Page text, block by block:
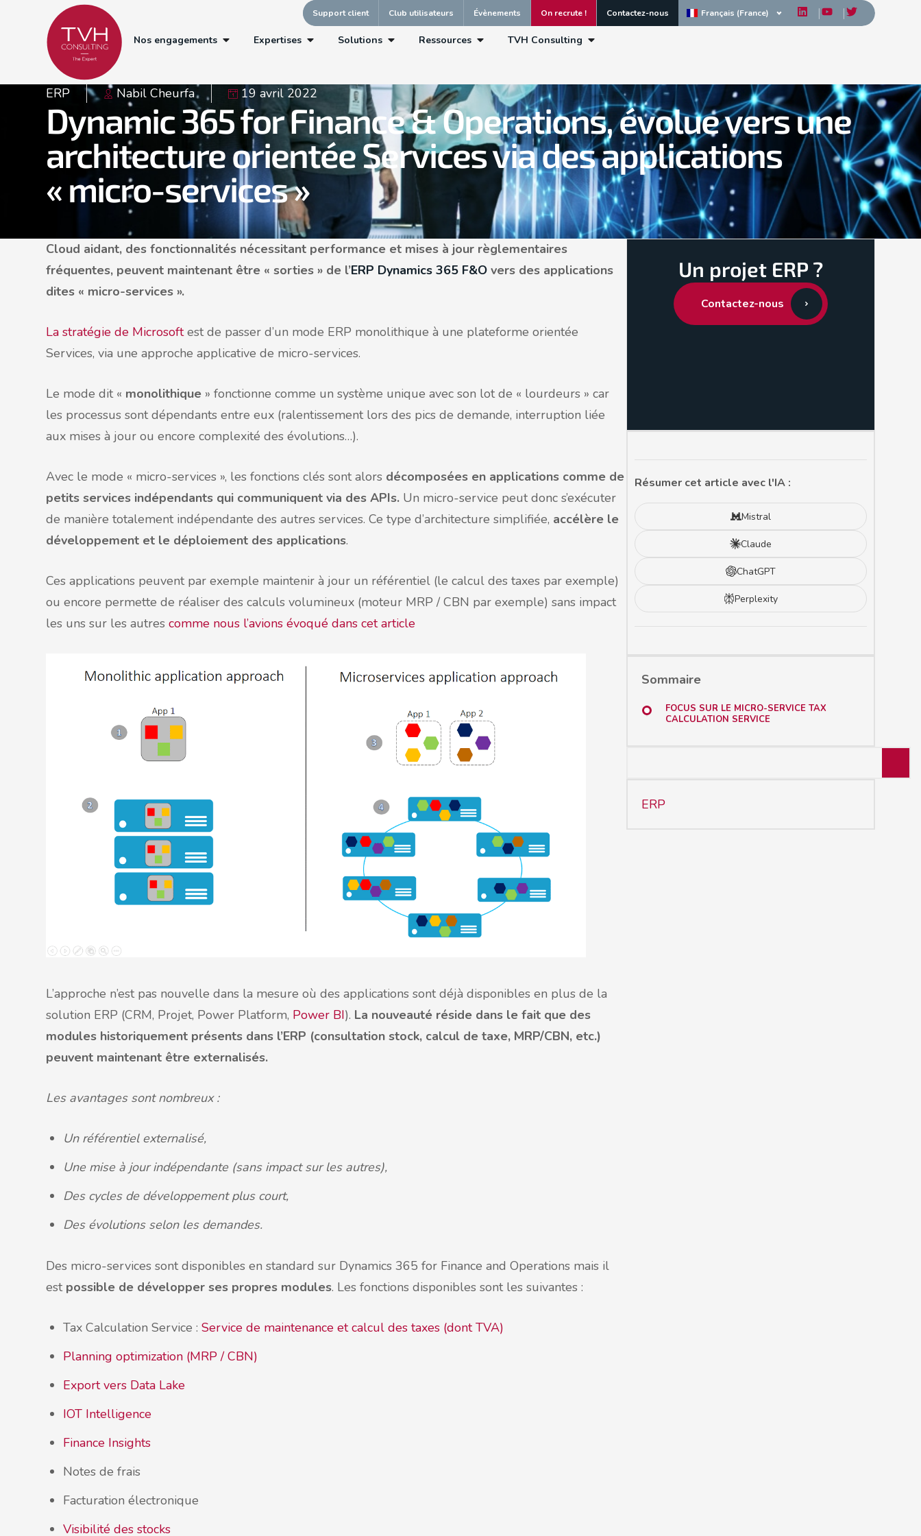
Support client Club utilisateurs Évènements On recrute ! Contactez-nous Français (France)
Nos engagements Expertises Solutions Ressources TVH Consulting
ERP Nabil Cheurfa 19 avril 2022
Dynamic 365 for Finance & Operations, évolue vers une
architecture orientée Services via des applications
« micro-services »
Cloud aidant, des fonctionnalités nécessitant performance et mises à jour règlementaires
fréquentes, peuvent maintenant être « sorties » de l’ERP Dynamics 365 F&O vers des applications
dites « micro-services ».
La stratégie de Microsoftest de passer d’un mode ERP monolithique à une plateforme orientée
Services, via une approche applicative de micro-services.
Le mode dit « monolithique » fonctionne comme un système unique avec son lot de « lourdeurs » car
les processus sont dépendants entre eux (ralentissement lors des pics de demande, interruption liée
aux mises à jour ou encore complexité des évolutions…).
Avec le mode « micro-services », les fonctions clés sont alors décomposées en applications comme de
petits services indépendants qui communiquent via des APIs. Un micro-service peut donc s’exécuter
de manière totalement indépendante des autres services. Ce type d’architecture simplifiée, accélère le
développement et le déploiement des applications.
Ces applications peuvent par exemple maintenir à jour un référentiel (le calcul des taxes par exemple)
ou encore permette de réaliser des calculs volumineux (moteur MRP / CBN par exemple) sans impact
les uns sur les autres comme nous l’avions évoqué dans cet article
L’approche n’est pas nouvelle dans la mesure où des applications sont déjà disponibles en plus de la
solution ERP (CRM, Projet, Power Platform, Power BI). La nouveauté réside dans le fait que des
modules historiquement présents dans l’ERP (consultation stock, calcul de taxe, MRP/CBN, etc.)
peuvent maintenant être externalisés.
Les avantages sont nombreux :
Un référentiel externalisé,
Une mise à jour indépendante (sans impact sur les autres),
Des cycles de développement plus court,
Des évolutions selon les demandes.
Des micro-services sont disponibles en standard sur Dynamics 365 for Finance and Operations mais il
est possible de développer ses propres modules. Les fonctions disponibles sont les suivantes :
Tax Calculation Service : Service de maintenance et calcul des taxes (dont TVA)
Planning optimization (MRP / CBN)
Export vers Data Lake
IOT Intelligence
Finance Insights
Notes de frais
Facturation électronique
Visibilité des stocks
Un projet ERP ?
Contactez-nous
Résumer cet article avec l'IA :
Mistral
Claude
ChatGPT
Perplexity
Sommaire
FOCUS SUR LE MICRO-SERVICE TAX
CALCULATION SERVICE
ERP